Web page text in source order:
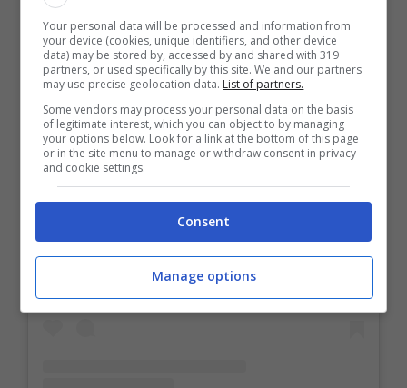
Visualizza questo post su Instagram
Your personal data will be processed and information from
your device (cookies, unique identifiers, and other device
data) may be stored by, accessed by and shared with 319
partners, or used specifically by this site. We and our partners
may use precise geolocation data. List of partners.
Some vendors may process your personal data on the basis
of legitimate interest, which you can object to by managing
your options below. Look for a link at the bottom of this page
or in the site menu to manage or withdraw consent in privacy
and cookie settings.
Consent
Manage options